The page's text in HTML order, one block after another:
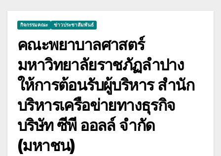
กิจกรรมคณะ ข่าวประชาสัมพันธ์
คณะพยาบาลศาสตร์
มหาวิทยาลัยราชภัฏลำปาง
ให้การต้อนรับผู้บริหาร สำนัก
บริหารเครือข่ายทางธุรกิจ
บริษัท ซีพี ออลล์ จำกัด
(มหาชน)